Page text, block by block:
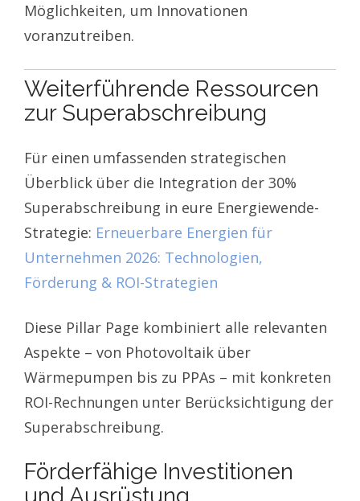
Möglichkeiten, um Innovationen
voranzutreiben.
Weiterführende Ressourcen
zur Superabschreibung
Für einen umfassenden strategischen
Überblick über die Integration der 30%
Superabschreibung in eure Energiewende-
Strategie: Erneuerbare Energien für
Unternehmen 2026: Technologien,
Förderung & ROI-Strategien
Diese Pillar Page kombiniert alle relevanten
Aspekte – von Photovoltaik über
Wärmepumpen bis zu PPAs – mit konkreten
ROI-Rechnungen unter Berücksichtigung der
Superabschreibung.
Förderfähige Investitionen